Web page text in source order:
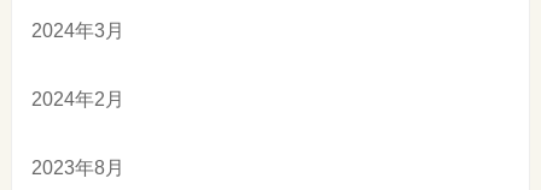
2024年3月
2024年2月
2023年8月